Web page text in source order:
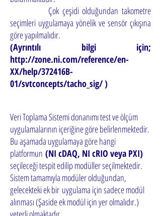
Çok çeşidi olduğundan takometre
seçimleri uygulamaya yönelik ve sensör çıkışına
göre yapılmalıdır.
(Ayrıntılı bilgi için;
http://zone.ni.com/reference/en-
XX/help/372416B-
01/svtconcepts/tacho_sig/)
Veri Toplama Sistemi donanımı test ve ölçüm
uygulamalarının içeriğine göre belirlenmektedir.
Bu aşamada uygulamaya göre hangi
platformun (NI cDAQ, NI cRIO veya PXI)
seçileceği tespit edilip modüller seçilmektedir.
Sistem tamamıyla modüler olduğundan,
gelecekteki ek bir uygulama için sadece modül
alınması (Şaside ek modül için yer olmalıdır.)